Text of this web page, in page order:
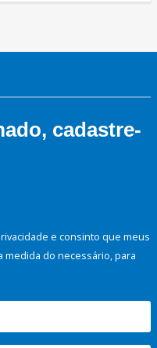
cadastre-
e consinto que meus
do necessário, para